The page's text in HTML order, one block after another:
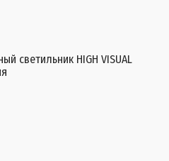
светильник HIGH VISUAL